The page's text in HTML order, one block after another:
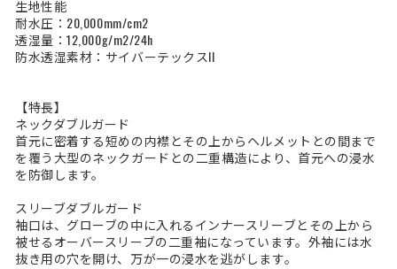
生地性能
耐水圧：20,000mm/cm2
透湿量：12,000g/m2/24h
防水透湿素材：サイバーテックスII
【特長】
ネックダブルガード
首元に密着する短めの内襟とその上からヘルメットとの間まで
を覆う大型のネックガードとの二重構造により、首元への浸水
を防御します。
スリーブダブルガード
袖口は、グローブの中に入れるインナースリーブとその上から
被せるオーバースリーブの二重袖になっています。外袖には水
抜き用の穴を開け、万が一の浸水を逃がします。